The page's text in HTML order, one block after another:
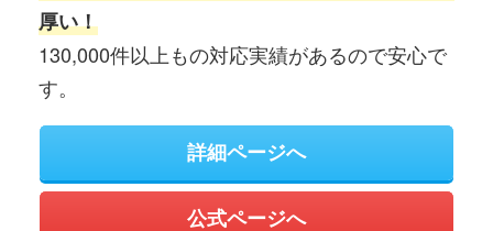
厚い！
130,000件以上もの対応実績があるので安心で
す。
詳細ページへ
公式ページへ